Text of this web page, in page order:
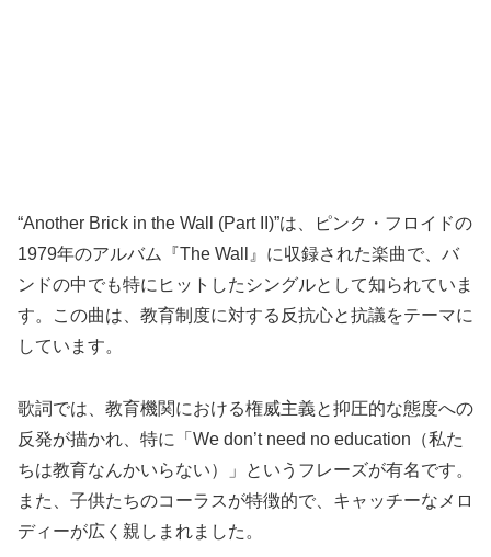
“Another Brick in the Wall (Part II)”は、ピンク・フロイドの
1979年のアルバム『The Wall』に収録された楽曲で、バ
ンドの中でも特にヒットしたシングルとして知られていま
す。この曲は、教育制度に対する反抗心と抗議をテーマに
しています。
歌詞では、教育機関における権威主義と抑圧的な態度への
反発が描かれ、特に「We don’t need no education（私た
ちは教育なんかいらない）」というフレーズが有名です。
また、子供たちのコーラスが特徴的で、キャッチーなメロ
ディーが広く親しまれました。